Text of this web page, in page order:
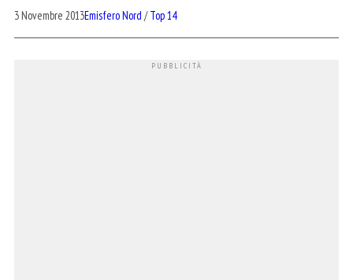
3 Novembre 2013Emisfero Nord /Top 14